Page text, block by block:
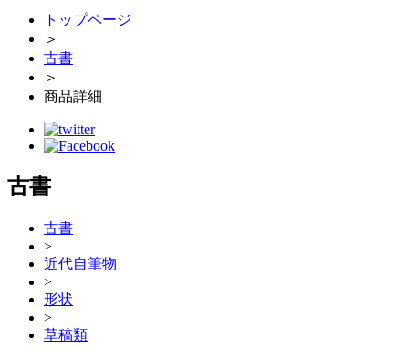
トップページ
＞
古書
＞
商品詳細
古書
古書
>
近代自筆物
>
形状
>
草稿類